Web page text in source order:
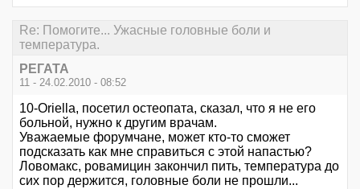
Re: Помогите... Ужасные головные боли и
температура.
РЕГАТА
11 - 24.02.2010 - 08:52
10-Oriella, посетил остеопата, сказал, что я не его
больной, нужно к другим врачам.
Уважаемые форумчане, может кто-то сможет
подсказать как мне справиться с этой напастью?
Ловомакс, ровамицин закончил пить, температура до
сих пор держится, головные боли не прошли...